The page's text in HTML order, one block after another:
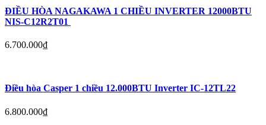
ĐIỀU HÒA NAGAKAWA 1 CHIỀU INVERTER 12000BTU
NIS-C12R2T01
6.700.000₫
Điều hòa Casper 1 chiều 12.000BTU Inverter IC-12TL22
6.800.000₫